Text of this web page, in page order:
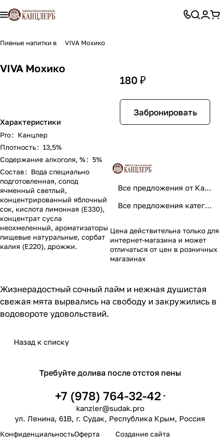
Пивные напитки в VIVA Мохико
VIVA Мохико
Характеристики
Pro: Канцлер
Плотность: 13,5%
Содержание алкоголя, %: 5%
Состав: Вода специально
подготовленная, солод
ячменный светлый,
концентрированный яблочный
сок, кислота лимонная (Е330),
концентрат сусла
неохмеленный, ароматизаторы
пищевые натуральные, сорбат
калия (Е220), дрожжи.
180 ₽
Забронировать
Цена действительна только для
интернет-магазина и может
отличаться от цен в розничных
магазинах
Жизнерадостный сочный лайм и нежная душистая
свежая мята вырвались на свободу и закружились в
водовороте удовольствий.
Назад к списку
Требуйте долива после отстоя пены
+7 (978) 764-32-42
kanzler@sudak.pro
ул. Ленина, 61В, г. Судак, Республика Крым, Россия
КонфиденциальностьОферта Создание сайта